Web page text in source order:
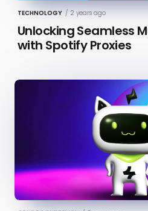
TECHNOLOGY / 2 years ago
Unlocking Seamless
with Spotify Proxies